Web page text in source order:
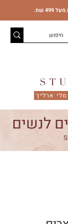
שח.
ארליך
לנשים